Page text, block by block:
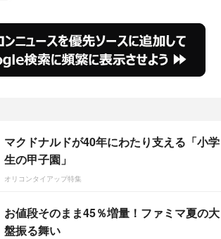
マクドナルドが40年にわたり支える「小学
生の甲子園」
オリコンタイアップ特集
お値段そのまま45％増量！ファミマ夏の大
盤振る舞い